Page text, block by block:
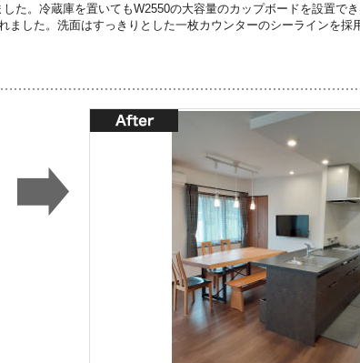
た。冷蔵庫を置いてもW2550の大容量のカップボードを設置で
ました。洗面はすっきりとした一枚カウンターのシーラインを採